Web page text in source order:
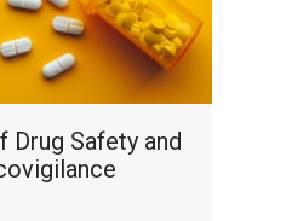
Drug Safety and